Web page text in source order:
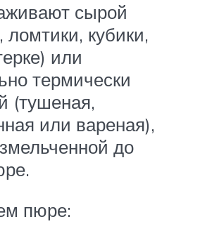
сырой
ломтики, кубики,
или
термически
(тушеная,
или вареная),
до
пюре: